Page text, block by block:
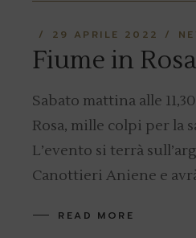
29 APRILE 2022
Fiume in
Sabato mattina alle
Rosa, mille colpi per la
L’evento si terrà
Canottieri Aniene e
READ MORE